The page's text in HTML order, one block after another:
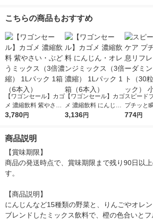
こちらの商品もおすすめ
【ワゴンセール】カゴ
メ 濃縮飲料 紫やさ
い・ぶどうミックス
3,780円
【ワゴンセール】カゴ
メ 濃縮飲料 にんじ
ん・オレンジミックス
3,136円
スピード
プチッと
ッシュ ソ
774円
商品説明
【賞味期限】
商品の発送時点で、賞味期限まで残り90日以
す。
【商品説明】
にんじんなど15種類の野菜と、りんごやオレ
ブレンドしたミックス飲料で、橙の色合いと